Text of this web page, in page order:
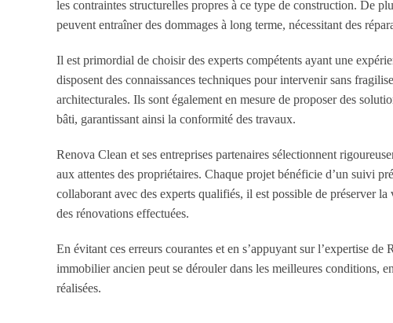
les contraintes structurelles propres à ce type de construction. De
peuvent entraîner des dommages à long terme, nécessitant des
Il est primordial de choisir des experts compétents ayant une
disposent des connaissances techniques pour intervenir sans
architecturales. Ils sont également en mesure de proposer des
bâti, garantissant ainsi la conformité des travaux.
Renova Clean et ses entreprises partenaires sélectionnent
aux attentes des propriétaires. Chaque projet bénéficie d’un suivi
collaborant avec des experts qualifiés, il est possible de préserver
des rénovations effectuées.
En évitant ces erreurs courantes et en s’appuyant sur l’expertise
immobilier ancien peut se dérouler dans les meilleures conditions,
réalisées.